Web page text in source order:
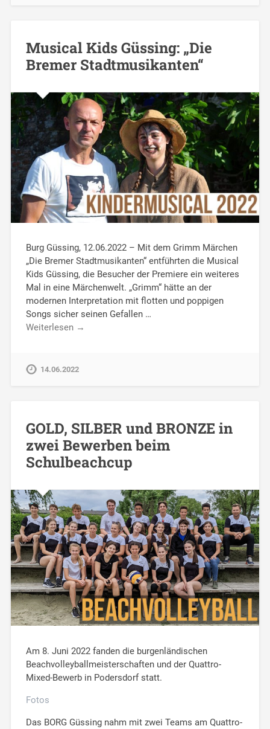
Musical Kids Güssing: „Die
Bremer Stadtmusikanten“
Burg Güssing, 12.06.2022 – Mit dem Grimm Märchen
„Die Bremer Stadtmusikanten“ entführten die Musical
Kids Güssing, die Besucher der Premiere ein weiteres
Mal in eine Märchenwelt. „Grimm“ hätte an der
modernen Interpretation mit flotten und poppigen
Songs sicher seinen Gefallen …
Weiterlesen →
14.06.2022
GOLD, SILBER und BRONZE in
zwei Bewerben beim
Schulbeachcup
Am 8. Juni 2022 fanden die burgenländischen
Beachvolleyballmeisterschaften und der Quattro-
Mixed-Bewerb in Podersdorf statt.
Fotos
Das BORG Güssing nahm mit zwei Teams am Quattro-